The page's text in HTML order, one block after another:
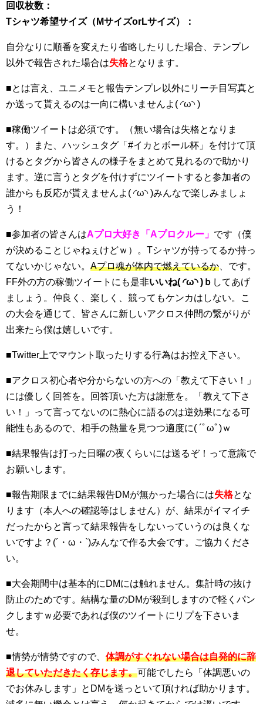
回収枚数：
Tシャツ希望サイズ（MサイズorLサイズ）：
自分なりに順番を変えたり省略したりした場合、テンプレ
以外で報告された場合は失格となります。
■とは言え、ユニメモと報告テンプレ以外にリーチ目写真と
か送って貰えるのは一向に構いませんよ( ◜ω◝ )
■稼働ツイートは必須です。（無い場合は失格となりま
す。）また、ハッシュタグ「#イカとボール杯」を付けて頂
けるとタグから皆さんの様子をまとめて見れるので助かり
ます。逆に言うとタグを付けずにツイートすると参加者の
誰からも反応が貰えませんよ( ◜ω◝ )みんなで楽しみましょ
う！
■参加者の皆さんはAプロ大好き「Aプロクルー」 です（僕
が決めることじゃねぇけどｗ）。Tシャツが持ってるか持っ
てないかじゃない。 Aプロ魂が体内で燃えているか 、です。
FF外の方の稼働ツイートにも是非いいね( ◜ω◝ )ｂ してあげ
ましょう。仲良く、楽しく、競ってもケンカはしない。こ
の大会を通じて、皆さんに新しいアクロス仲間の繋がりが
出来たら僕は嬉しいです。
■Twitter上でマウント取ったりする行為はお控え下さい。
■アクロス初心者や分からないの方への「教えて下さい！」
には優しく回答を。回答頂いた方は謝意を。「教えて下さ
い！」って言ってないのに熱心に語るのは逆効果になる可
能性もあるので、相手の熱量を見つつ適度に( ´ﾟωﾟ)ｗ
■結果報告は打った日曜の夜くらいには送るぞ！って意識で
お願いします。
■報告期限までに結果報告DMが無かった場合には失格とな
ります（本人への確認等はしません）が、結果がイマイチ
だったからと言って結果報告をしないっていうのは良くな
いですよ？(´・ω・`)みんなで作る大会です。ご協力くださ
い。
■大会期間中は基本的にDMには触れません。集計時の抜け
防止のためです。結構な量のDMが殺到しますので軽くパン
クしますｗ必要であれば僕のツイートにリプを下さいま
せ。
■情勢が情勢ですので、 体調がすぐれない場合は自発的に辞
退していただきたく存じます。可能でしたら「体調悪いの
でお休みします」とDMを送っといて頂ければ助かります。